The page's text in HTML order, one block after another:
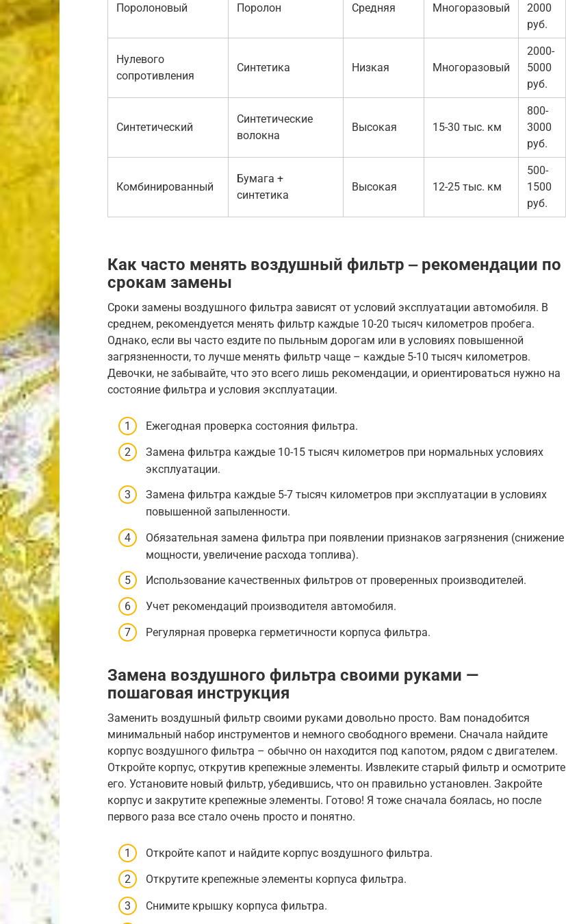
Поролоновый Поролон Средняя Многоразовый
2000
руб.
Нулевого
сопротивления
Синтетика Низкая Многоразовый
2000-
5000
руб.
Синтетический
Синтетические
волокна
Высокая 15-30 тыс. км
800-
3000
руб.
Комбинированный
Бумага +
синтетика
Высокая 12-25 тыс. км
500-
1500
руб.
Как часто менять воздушный фильтр ‒ рекомендации по
срокам замены
Сроки замены воздушного фильтра зависят от условий эксплуатации автомобиля. В
среднем, рекомендуется менять фильтр каждые 10-20 тысяч километров пробега.
Однако, если вы часто ездите по пыльным дорогам или в условиях повышенной
загрязненности, то лучше менять фильтр чаще – каждые 5-10 тысяч километров.
Девочки, не забывайте, что это всего лишь рекомендации, и ориентироваться нужно на
состояние фильтра и условия эксплуатации.
Ежегодная проверка состояния фильтра.
Замена фильтра каждые 10-15 тысяч километров при нормальных условиях
эксплуатации.
Замена фильтра каждые 5-7 тысяч километров при эксплуатации в условиях
повышенной запыленности.
Обязательная замена фильтра при появлении признаков загрязнения (снижение
мощности, увеличение расхода топлива).
Использование качественных фильтров от проверенных производителей.
Учет рекомендаций производителя автомобиля.
Регулярная проверка герметичности корпуса фильтра.
Замена воздушного фильтра своими руками —
пошаговая инструкция
Заменить воздушный фильтр своими руками довольно просто. Вам понадобится
минимальный набор инструментов и немного свободного времени. Сначала найдите
корпус воздушного фильтра – обычно он находится под капотом, рядом с двигателем.
Откройте корпус, открутив крепежные элементы. Извлеките старый фильтр и осмотрите
его. Установите новый фильтр, убедившись, что он правильно установлен. Закройте
корпус и закрутите крепежные элементы. Готово! Я тоже сначала боялась, но после
первого раза все стало очень просто и понятно.
Откройте капот и найдите корпус воздушного фильтра.
Открутите крепежные элементы корпуса фильтра.
Снимите крышку корпуса фильтра.